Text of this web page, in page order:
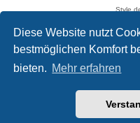
Diese Website nutzt
bestmöglichen Komfort
bieten. Mehr erfahren
Style
Deutsche
Datenschutz
Datenschutzerklärung